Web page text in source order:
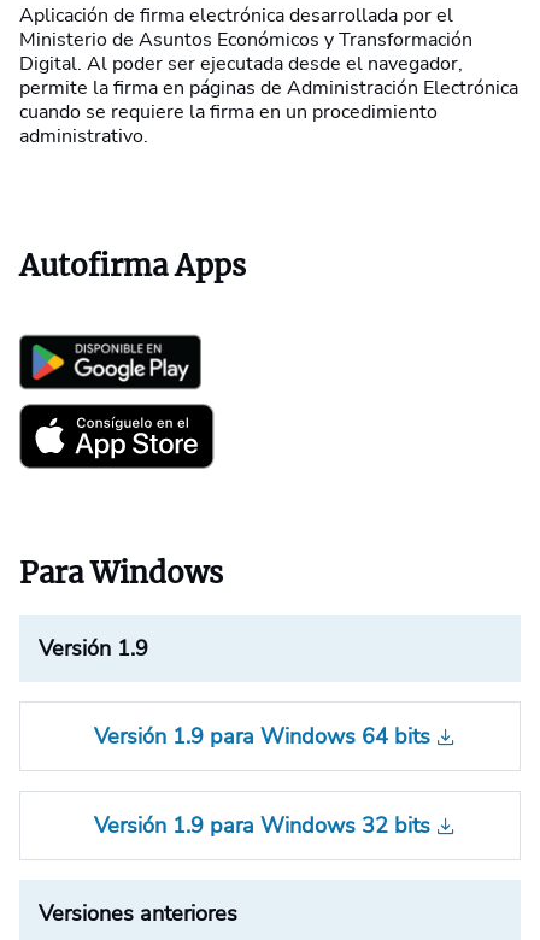
Aplicación de firma electrónica desarrollada por el
Ministerio de Asuntos Económicos y Transformación
Digital. Al poder ser ejecutada desde el navegador,
permite la firma en páginas de Administración Electrónica
cuando se requiere la firma en un procedimiento
administrativo.
Autofirma Apps
Para Windows
Versión 1.9
Versión 1.9 para Windows 64 bits
Versión 1.9 para Windows 32 bits
Versiones anteriores